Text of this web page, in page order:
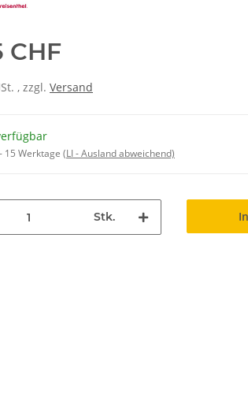
CHF
, zzgl. Versand
15 Werktage (LI - Ausland abweichend)
Stk.